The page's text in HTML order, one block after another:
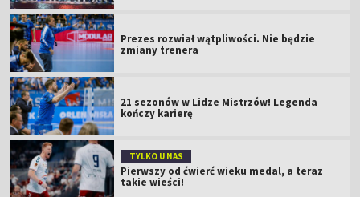
Prezes rozwiał wątpliwości. Nie będzie
zmiany trenera
21 sezonów w Lidze Mistrzów! Legenda
kończy karierę
TYLKO U NAS
Pierwszy od ćwierć wieku medal, a teraz
takie wieści!